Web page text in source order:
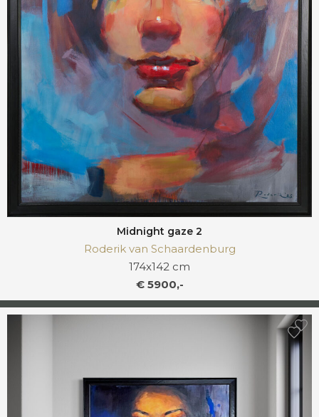
Midnight gaze 2
Roderik van Schaardenburg
174x142 cm
€ 5900,-